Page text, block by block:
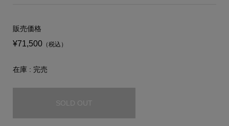
販売価格
¥71,500（税込）
在庫 : 完売
SOLD OUT